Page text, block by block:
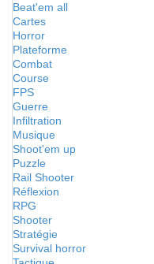
Beat'em all
Cartes
Horror
Plateforme
Combat
Course
FPS
Guerre
Infiltration
Musique
Shoot'em up
Puzzle
Rail Shooter
Réflexion
RPG
Shooter
Stratégie
Survival horror